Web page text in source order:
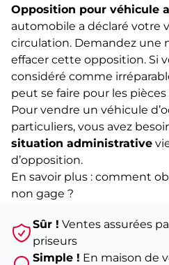
Opposition pour véhicule
automobile a déclaré votre
circulation. Demandez une
effacer cette opposition. Si
considéré comme
peut se faire pour les
Pour vendre un véhicule
particuliers, vous avez
situation administrative
d’opposition.
En savoir plus : comment
non gage ?
Sûr ! Ventes assurées
priseurs
Simple ! En maison de